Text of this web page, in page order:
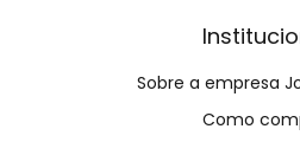
Sobre a empresa
Como